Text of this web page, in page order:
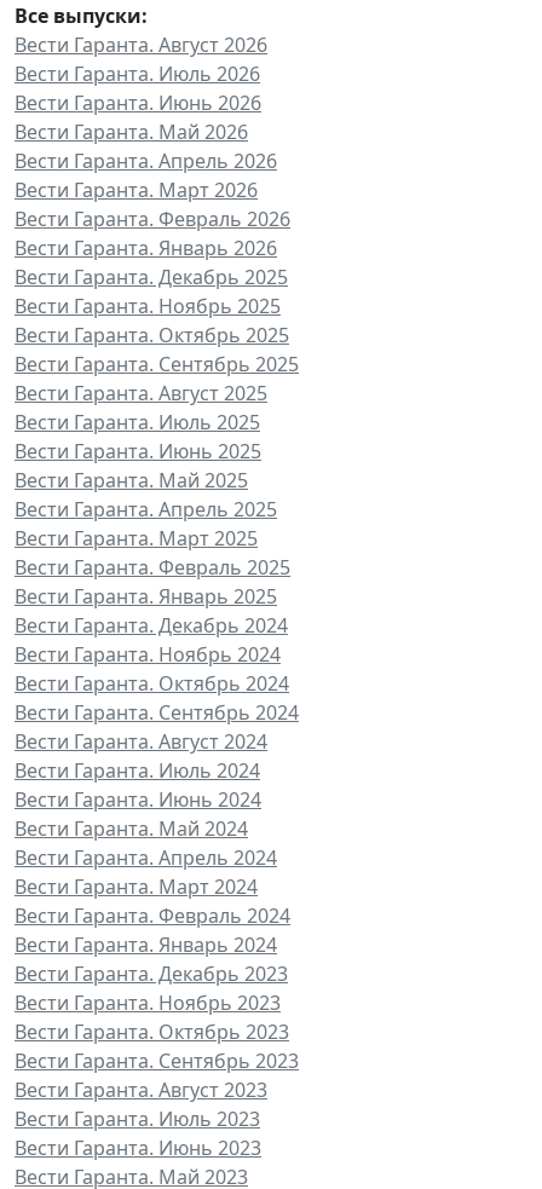
Все выпуски:
Вести Гаранта. Август 2026
Вести Гаранта. Июль 2026
Вести Гаранта. Июнь 2026
Вести Гаранта. Май 2026
Вести Гаранта. Апрель 2026
Вести Гаранта. Март 2026
Вести Гаранта. Февраль 2026
Вести Гаранта. Январь 2026
Вести Гаранта. Декабрь 2025
Вести Гаранта. Ноябрь 2025
Вести Гаранта. Октябрь 2025
Вести Гаранта. Сентябрь 2025
Вести Гаранта. Август 2025
Вести Гаранта. Июль 2025
Вести Гаранта. Июнь 2025
Вести Гаранта. Май 2025
Вести Гаранта. Апрель 2025
Вести Гаранта. Март 2025
Вести Гаранта. Февраль 2025
Вести Гаранта. Январь 2025
Вести Гаранта. Декабрь 2024
Вести Гаранта. Ноябрь 2024
Вести Гаранта. Октябрь 2024
Вести Гаранта. Сентябрь 2024
Вести Гаранта. Август 2024
Вести Гаранта. Июль 2024
Вести Гаранта. Июнь 2024
Вести Гаранта. Май 2024
Вести Гаранта. Апрель 2024
Вести Гаранта. Март 2024
Вести Гаранта. Февраль 2024
Вести Гаранта. Январь 2024
Вести Гаранта. Декабрь 2023
Вести Гаранта. Ноябрь 2023
Вести Гаранта. Октябрь 2023
Вести Гаранта. Сентябрь 2023
Вести Гаранта. Август 2023
Вести Гаранта. Июль 2023
Вести Гаранта. Июнь 2023
Вести Гаранта. Май 2023